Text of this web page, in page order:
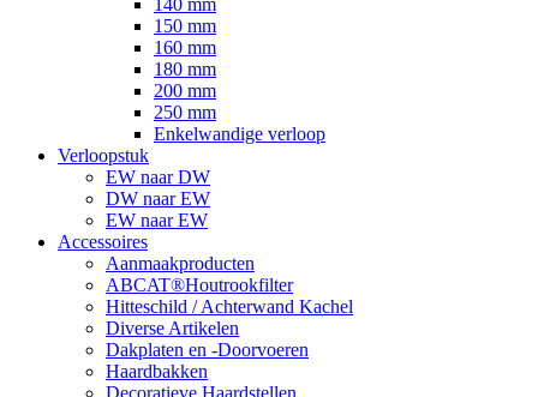
150 mm
160 mm
180 mm
200 mm
250 mm
Enkelwandige verloop
Verloopstuk
EW naar DW
DW naar EW
EW naar EW
Accessoires
Aanmaakproducten
ABCAT®Houtrookfilter
Hitteschild / Achterwand Kachel
Diverse Artikelen
Dakplaten en -Doorvoeren
Haardbakken
Decoratieve Haardstellen